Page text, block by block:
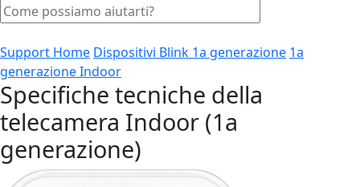
Support Home Dispositivi Blink 1a generazione 1a
generazione Indoor
Specifiche tecniche della
telecamera Indoor (1a
generazione)